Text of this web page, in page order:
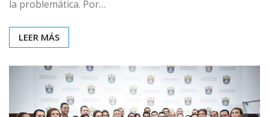
la problemática. Por…
LEER MÁS